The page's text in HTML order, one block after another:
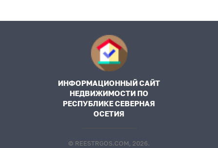
ИНФОРМАЦИОННЫЙ САЙТ
НЕДВИЖИМОСТИ ПО
РЕСПУБЛИКЕ СЕВЕРНАЯ
ОСЕТИЯ
© REESTRGOS.COM, 2026.